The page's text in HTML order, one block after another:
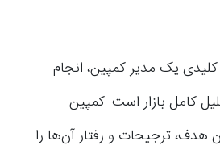
یک مدیر کمپین، انجام
کامل بازار است. کمپین
هدف، ترجیحات و رفتار آن‌ها را